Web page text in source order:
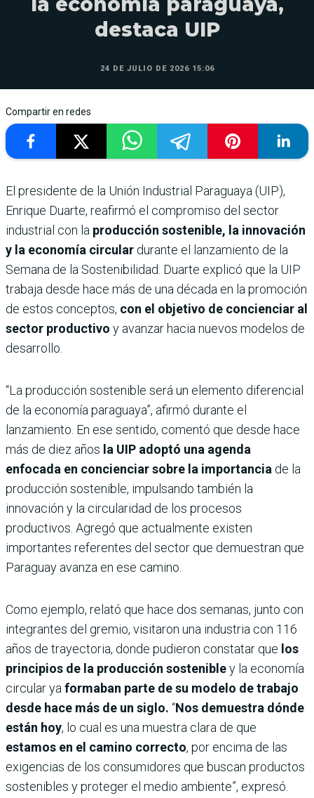
destaca UIP
24 DE JULIO DE 2026 15:06
Compartir en redes
El presidente de la Unión Industrial Paraguaya (UIP),
Enrique Duarte, reafirmó el compromiso del sector
industrial con la producción sostenible, la innovación
y la economía circular durante el lanzamiento de la
Semana de la Sostenibilidad. Duarte explicó que la UIP
trabaja desde hace más de una década en la promoción
de estos conceptos, con el objetivo de concienciar al
sector productivo y avanzar hacia nuevos modelos de
desarrollo.
“La producción sostenible será un elemento diferencial
de la economía paraguaya”, afirmó durante el
lanzamiento. En ese sentido, comentó que desde hace
más de diez años la UIP adoptó una agenda
enfocada en concienciar sobre la importancia de la
producción sostenible, impulsando también la
innovación y la circularidad de los procesos
productivos. Agregó que actualmente existen
importantes referentes del sector que demuestran que
Paraguay avanza en ese camino.
Como ejemplo, relató que hace dos semanas, junto con
integrantes del gremio, visitaron una industria con 116
años de trayectoria, donde pudieron constatar que los
principios de la producción sostenibley la economía
circular yaformaban parte de su modelo de trabajo
desde hace más de un siglo. “Nos demuestra dónde
están hoy, lo cual es una muestra clara de que
estamos en el camino correcto, por encima de las
exigencias de los consumidores que buscan productos
sostenibles y proteger el medio ambiente”, expresó.